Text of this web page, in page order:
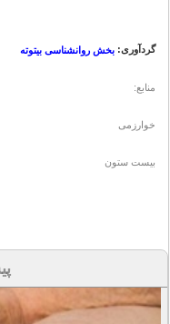
گردآوری: بخش روانشناسی بیتوته
منابع:
خوارزمی
بیست ستون